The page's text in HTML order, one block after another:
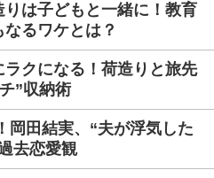
は子どもと一緒に！教育
るワケとは？
クになる！荷造りと旅先
”収納術
岡田結実、“夫が浮気した
去恋愛観